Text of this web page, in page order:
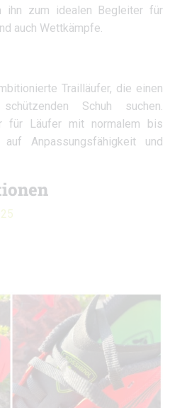
ihn zum idealen Begleiter für
auch Wettkämpfe.
Trailläufer, die einen
Schuh suchen.
für Läufer mit normalem bis
Anpassungsfähigkeit und